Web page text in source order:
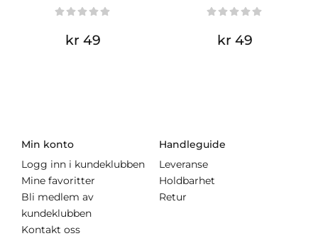
kr 49 kr 49
Min konto
Logg inn i kundeklubben
Mine favoritter
Bli medlem av
kundeklubben
Kontakt oss
Handleguide
Leveranse
Holdbarhet
Retur